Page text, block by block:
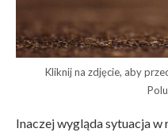
Kliknij na zdjęcie, aby
Inaczej wygląda sytuacja w